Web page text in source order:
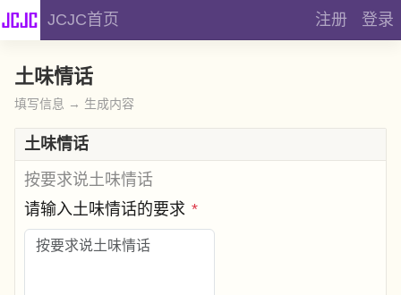
JCJC首页 注册 登录
土味情话
填写信息 → 生成内容
土味情话
按要求说土味情话
请输入土味情话的要求 *